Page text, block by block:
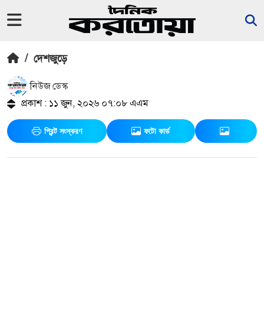
/ দেশজুড়ে
নিউজ ডেস্ক
প্রকাশ : ১১ জুন, ২০২৬ ০৭:০৮ এএম
প্রিন্ট সংস্করণ ফটো কার্ড